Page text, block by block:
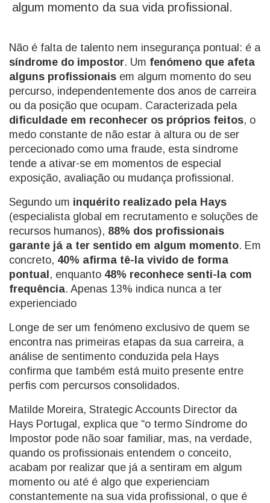
algum momento da sua vida profissional.
Não é falta de talento nem insegurança pontual: é a
síndrome do impostor. Um fenómeno que afeta
alguns profissionais em algum momento do seu
percurso, independentemente dos anos de carreira
ou da posição que ocupam. Caracterizada pela
dificuldade em reconhecer os próprios feitos, o
medo constante de não estar à altura ou de ser
percecionado como uma fraude, esta síndrome
tende a ativar-se em momentos de especial
exposição, avaliação ou mudança profissional.
Segundo um inquérito realizado pela Hays
(especialista global em recrutamento e soluções de
recursos humanos), 88% dos profissionais
garante já a ter sentido em algum momento. Em
concreto, 40% afirma tê-la vivido de forma
pontual , enquanto 48% reconhece senti-la com
frequência. Apenas 13% indica nunca a ter
experienciado
Longe de ser um fenómeno exclusivo de quem se
encontra nas primeiras etapas da sua carreira, a
análise de sentimento conduzida pela Hays
confirma que também está muito presente entre
perfis com percursos consolidados.
Matilde Moreira, Strategic Accounts Director da
Hays Portugal, explica que “o termo Síndrome do
Impostor pode não soar familiar, mas, na verdade,
quando os profissionais entendem o conceito,
acabam por realizar que já a sentiram em algum
momento ou até é algo que experienciam
constantemente na sua vida profissional, o que é